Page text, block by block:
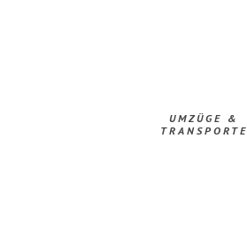
UMZÜGE &
TRANSPORTE